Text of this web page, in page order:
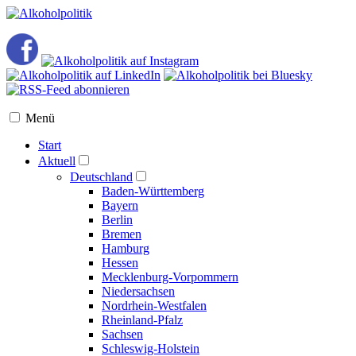
Menü
Start
Aktuell
Deutschland
Baden-Württemberg
Bayern
Berlin
Bremen
Hamburg
Hessen
Mecklenburg-Vorpommern
Niedersachsen
Nordrhein-Westfalen
Rheinland-Pfalz
Sachsen
Schleswig-Holstein